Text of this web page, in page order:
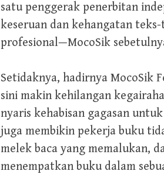
satu penggerak penerbitan
keseruan dan kehangatan
profesional—MocoSik
Setidaknya, hadirnya MocoSik
sini makin kehilangan
nyaris kehabisan gagasan
juga membikin pekerja buku
melek baca yang memalukan,
menempatkan buku dalam